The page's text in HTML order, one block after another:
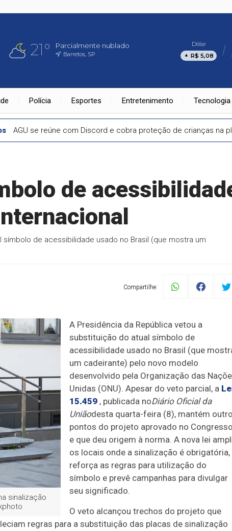
21° Parcialmente nublado
Barretos, SP
Dólar
R$ 5,08
Polícia Esportes Entretenimento Tecnologia
AGU se reúne com Discord e cobra proteção de crianças na
de
de acessibilidade usado no Brasil (que mostra um
Compartilhe:
sinalização
A Presidência da República vetou a
substituição do atual símbolo de
acessibilidade usado no Brasil (que
um cadeirante) pelo novo modelo
desenvolvido pela Organização das
Unidas (ONU). Apesar do veto parcial, a
15.459 , publicada noDiário Oficial da
Uniãodesta quarta-feira (8), mantém
pontos do projeto aprovado no Congresso
e que deu origem à norma. A nova lei
os locais onde a sinalização é obrigatória,
reforça as regras para utilização do
símbolo e prevê campanhas para divulgar
seu significado.
O veto alcançou trechos do projeto que
regras para a substituição das placas de sinalização